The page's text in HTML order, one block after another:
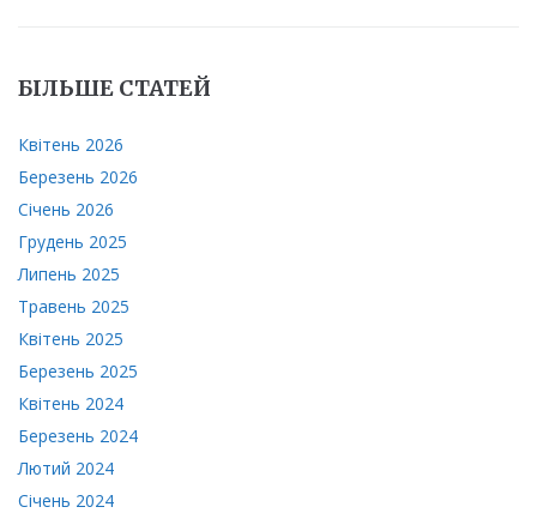
БІЛЬШЕ СТАТЕЙ
Квітень 2026
Березень 2026
Січень 2026
Грудень 2025
Липень 2025
Травень 2025
Квітень 2025
Березень 2025
Квітень 2024
Березень 2024
Лютий 2024
Січень 2024